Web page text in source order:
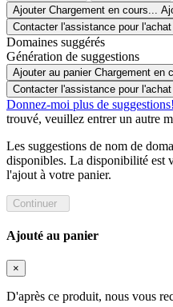
Ajouter Chargement en cours...
Contacter l'assistance pour l'achat
Domaines suggérés
Génération de suggestions
Ajouter au panier Chargement en
Contacter l'assistance pour l'achat
Donnez-moi plus de suggestions!
trouvé, veuillez entrer un autre
Les suggestions de nom de
disponibles. La disponibilité est
l'ajout à votre panier.
Ajouté au panier
×
D'après ce produit, nous vous